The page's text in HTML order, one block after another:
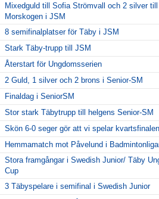
Mixedguld till Sofia Strömvall och 2 silver
Morskogen i JSM
8 semifinalplatser för Täby i JSM
Stark Täby-trupp till JSM
Återstart för Ungdomsserien
2 Guld, 1 silver och 2 brons i Senior-SM
Finaldag i SeniorSM
Stor stark Täbytrupp till helgens Senior-SM
Skön 6-0 seger gör att vi spelar
Hemmamatch mot Påvelund i
Stora framgångar i Swedish Junior/ Täby
Cup
3 Täbyspelare i semifinal i Swedish Junior